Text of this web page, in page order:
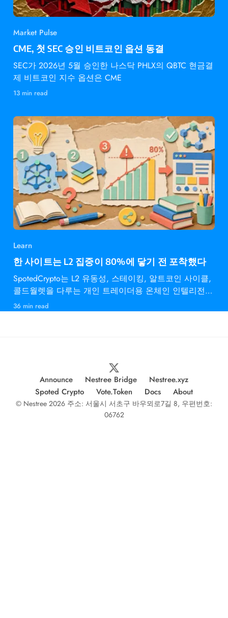
Market Pulse
CME, 첫 SEC 승인 비트코인 옵션 동결
SEC가 2026년 5월 승인한 나스닥 PHLX의 QBTC 현금결
제 비트코인 지수 옵션은 CME
13 min read
Learn
한 사이트는 L2 집중이 80%에 닿기 전 포착했다
SpotedCrypto는 L2 유동성, 스테이킹, 알트코인 사이클,
콜드월렛을 다루는 개인 트레이더용 온체인 인텔리전스
다.
36 min read
Announce Nestree Bridge
Nestree.xyz
Spoted Crypto
Vote.Token Docs About
© Nestree 2026 주소: 서울시 서초구 바우뫼로7길 8, 우편번호:
06762